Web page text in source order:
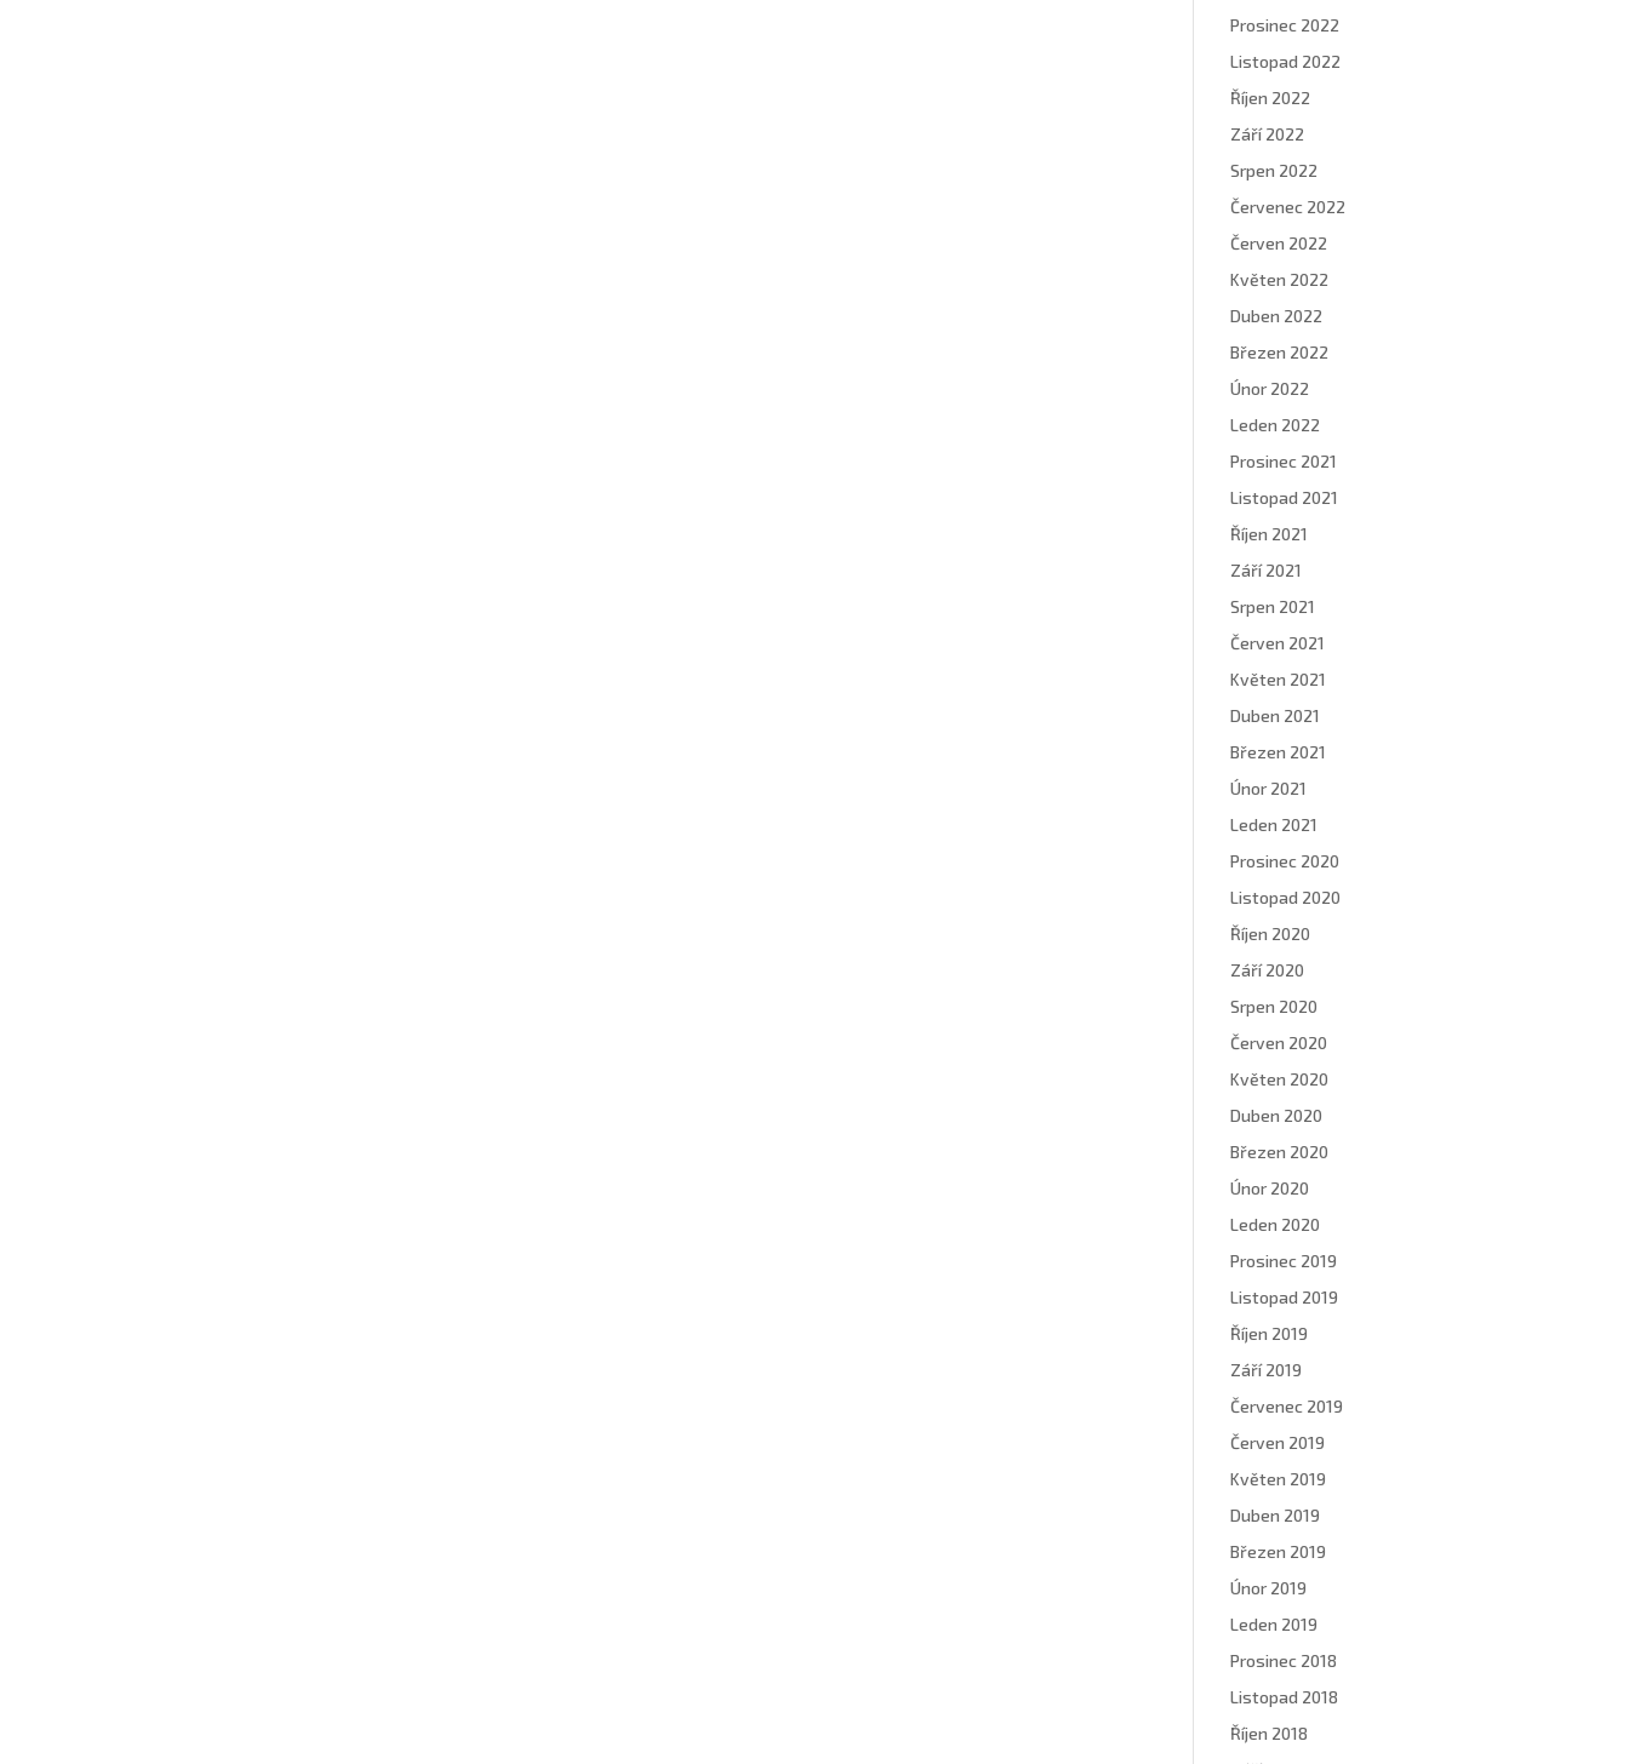
Prosinec 2022
Listopad 2022
Říjen 2022
Září 2022
Srpen 2022
Červenec 2022
Červen 2022
Květen 2022
Duben 2022
Březen 2022
Únor 2022
Leden 2022
Prosinec 2021
Listopad 2021
Říjen 2021
Září 2021
Srpen 2021
Červen 2021
Květen 2021
Duben 2021
Březen 2021
Únor 2021
Leden 2021
Prosinec 2020
Listopad 2020
Říjen 2020
Září 2020
Srpen 2020
Červen 2020
Květen 2020
Duben 2020
Březen 2020
Únor 2020
Leden 2020
Prosinec 2019
Listopad 2019
Říjen 2019
Září 2019
Červenec 2019
Červen 2019
Květen 2019
Duben 2019
Březen 2019
Únor 2019
Leden 2019
Prosinec 2018
Listopad 2018
Říjen 2018